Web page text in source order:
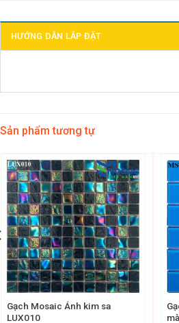
HƯỚNG DẪN LẮP ĐẶT
Sản phẩm tương tự
Gạch Mosaic Ánh kim sa
LUX010